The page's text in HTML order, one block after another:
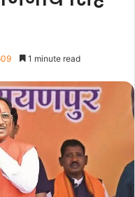
1 minute read